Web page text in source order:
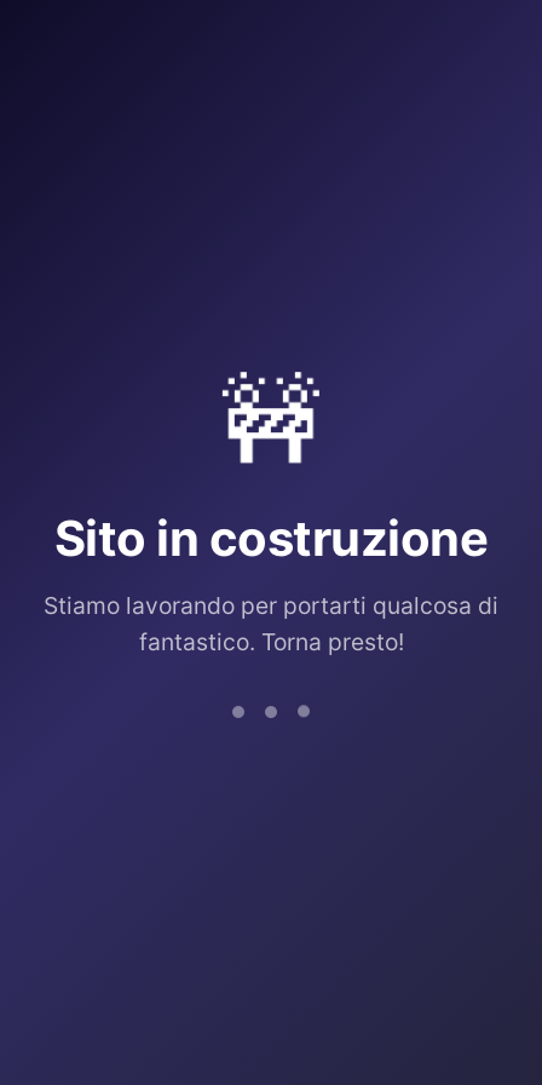
🚧
Sito in costruzione
Stiamo lavorando per portarti qualcosa di
fantastico. Torna presto!